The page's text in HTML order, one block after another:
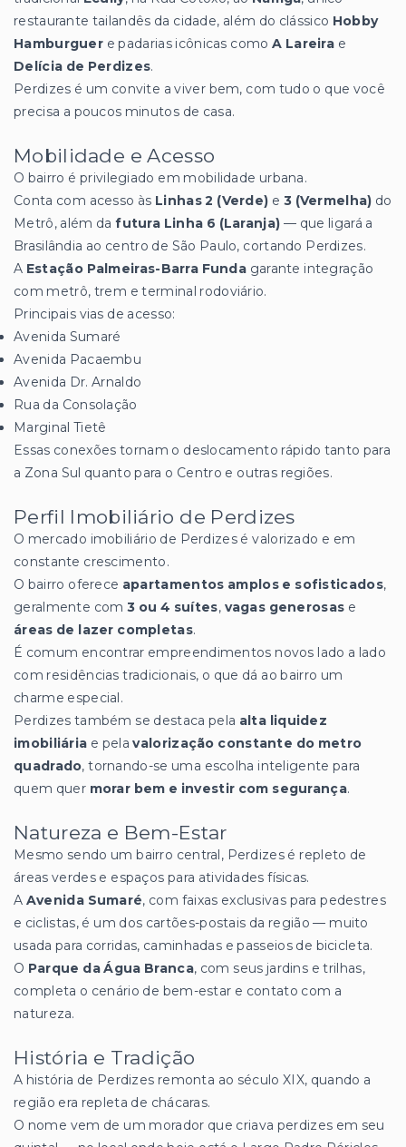
restaurante tailandês da cidade, além do clássico Hobby
Hamburguer e padarias icônicas comoA Lareira e
Delícia de Perdizes.
Perdizes é um convite a viver bem, com tudo o que você
precisa a poucos minutos de casa.
Mobilidade e Acesso
O bairro é privilegiado em mobilidade urbana.
Conta com acesso às Linhas 2 (Verde) e 3 (Vermelha) do
Metrô, além dafutura Linha 6 (Laranja) — que ligará a
Brasilândia ao centro de São Paulo, cortando Perdizes.
A Estação Palmeiras-Barra Funda garante integração
com metrô, trem e terminal rodoviário.
Principais vias de acesso:
Avenida Sumaré
Avenida Pacaembu
Avenida Dr. Arnaldo
Rua da Consolação
Marginal Tietê
Essas conexões tornam o deslocamento rápido tanto para
a Zona Sul quanto para o Centro e outras regiões.
Perfil Imobiliário de Perdizes
O mercado imobiliário de Perdizes é valorizado e em
constante crescimento.
O bairro oferece apartamentos amplos e sofisticados,
geralmente com3 ou 4 suítes, vagas generosas e
áreas de lazer completas.
É comum encontrar empreendimentos novos lado a lado
com residências tradicionais, o que dá ao bairro um
charme especial.
Perdizes também se destaca pela alta liquidez
imobiliária e pelavalorização constante do metro
quadrado, tornando-se uma escolha inteligente para
quem quer morar bem e investir com segurança.
Natureza e Bem-Estar
Mesmo sendo um bairro central, Perdizes é repleto de
áreas verdes e espaços para atividades físicas.
A Avenida Sumaré, com faixas exclusivas para pedestres
e ciclistas, é um dos cartões-postais da região — muito
usada para corridas, caminhadas e passeios de bicicleta.
O Parque da Água Branca, com seus jardins e trilhas,
completa o cenário de bem-estar e contato com a
natureza.
História e Tradição
A história de Perdizes remonta ao século XIX, quando a
região era repleta de chácaras.
O nome vem de um morador que criava perdizes em seu